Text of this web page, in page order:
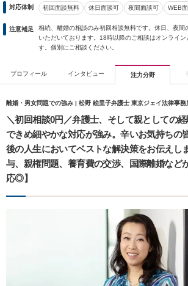
対応体制 初回面談無料 休日面談可 夜間面談可 WEB
注意補足
相続、離婚の相談のみ初回相談無料です。休日、夜間
いただいております。18時以降のご相談はオンライン
す。個別にご相談ください。
プロフィール インタビュー 注力分野
離婚・男女問題での強み | 松野 絵里子弁護士 東京ジェイ法律事務
＼初回相談0円／弁護士、そして親としての
できめ細やかな対応が強み。辛いお気持ちの
後の人生においてベストな解決策をお伝えし
与、親権問題、養育費の交渉、国際離婚など
応◎】